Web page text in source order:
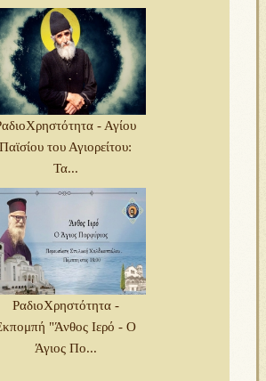
- Αγίου
Παϊσίου του Αγιορείτου:
Τα...
ΡαδιοΧρηστότητα -
"Άνθος Ιερό - Ο
Άγιος Πο...